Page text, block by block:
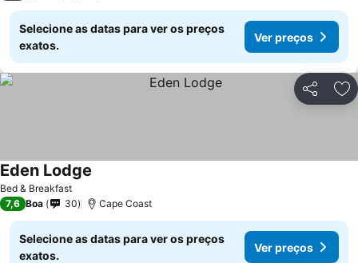
Selecione as datas para ver os preços
exatos.
Ver preços
Partilhar
Bed & Breakfast
Eden Lodge
7,6 Boa 30 Cape Coast
Selecione as datas para ver os preços
exatos.
Ver preços